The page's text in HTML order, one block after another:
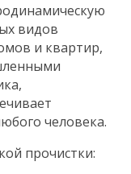
видов
и квартир,
человека.
прочистки: